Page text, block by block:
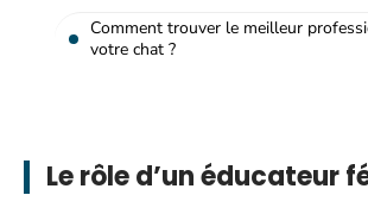
Comment trouver le meilleur
votre chat ?
Le rôle d’un éducateur